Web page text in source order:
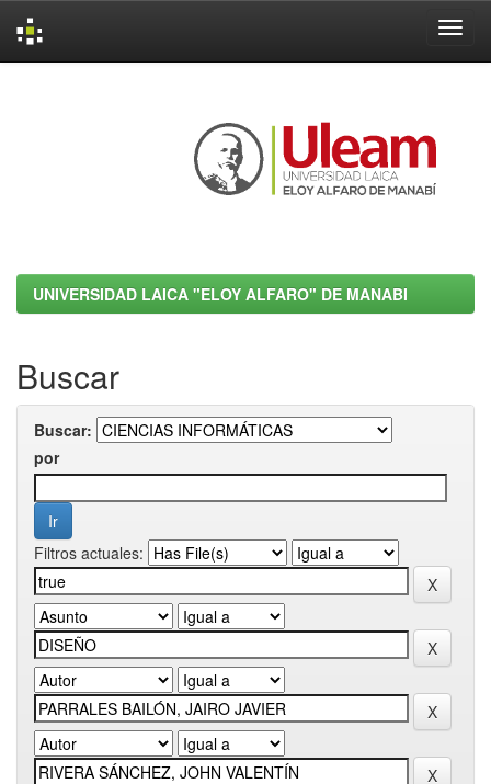
UNIVERSIDAD LAICA "ELOY ALFARO" DE MANABI
Buscar
Buscar:
por
Filtros actuales: